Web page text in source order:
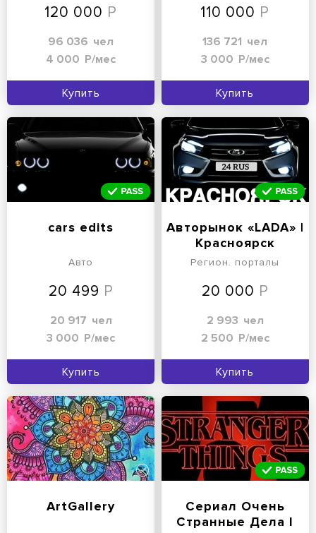
120 000
96 036 чел
4 000 Р/мес
Купить
110 000
136 721 чел
3 000 Р/мес
Купить
cars edits
Авто
20 499
20 917 чел
3 000 Р/мес
Купить
Авторынок «LADA» |
Красноярск
Регион. порталы
20 000
2 993 чел
2 500 Р/мес
Купить
ArtGallery
Сериал Очень
Странные Дела l